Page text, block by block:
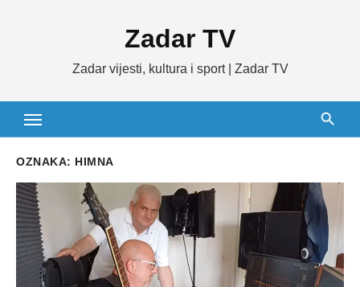
Zadar TV
Zadar vijesti, kultura i sport | Zadar TV
OZNAKA: HIMNA